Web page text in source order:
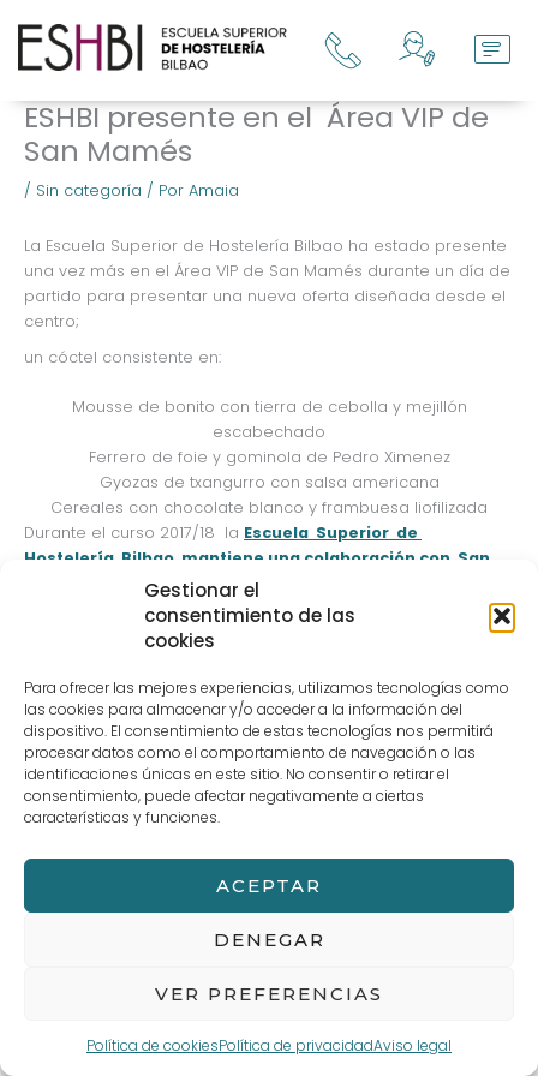
Gestionar el
consentimiento de las
cookies
Para ofrecer las mejores experiencias, utilizamos tecnologías como
las cookies para almacenar y/o acceder a la información del
dispositivo. El consentimiento de estas tecnologías nos permitirá
procesar datos como el comportamiento de navegación o las
identificaciones únicas en este sitio. No consentir o retirar el
consentimiento, puede afectar negativamente a ciertas
características y funciones.
ACEPTAR
DENEGAR
VER PREFERENCIAS
Política de cookiesPolítica de privacidadAviso legal
contenido
ESHBI presente en el Área VIP de
San Mamés
/ Sin categoría / Por Amaia
La Escuela Superior de Hostelería Bilbao ha estado presente
una vez más en el Área VIP de San Mamés durante un día de
partido para presentar una nueva oferta diseñada desde el
centro;
un cóctel consistente en:
Mousse de bonito con tierra de cebolla y mejillón
escabechado
Ferrero de foie y gominola de Pedro Ximenez
Gyozas de txangurro con salsa americana
Cereales con chocolate blanco y frambuesa liofilizada
Durante el curso 2017/18 la Escuela Superior de
Hostelería Bilbao mantiene una colaboración con San
Mamés VIP Area, la cual permite a alumnos y técnicos de la
escuela la puesta en escena de uno de los espacios
gastronómicos, al igual que el equipo de Chefs del Athletic.
←Entrada anterior Entrada siguiente